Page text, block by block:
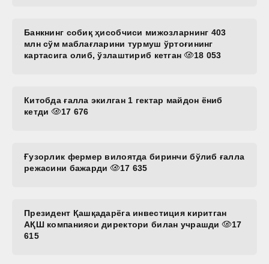
Банкнинг собиқ ҳисобчиси мижозларнинг 403
млн сўм маблағларини турмуш ўртоғининг
картасига олиб, ўзлаштириб кетган
18 053
Китобда ғалла экилган 1 гектар майдон ёниб
кетди
17 676
Ғузорлик фермер вилоятда биринчи бўлиб ғалла
режасини бажарди
17 635
Президент Қашқадарёга инвестиция киритган
АҚШ компанияси директори билан учрашди
17
615